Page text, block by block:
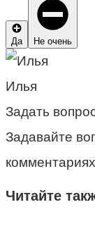
Да Не очень
Илья
Задать
Задавайте
комментариях
Читайте